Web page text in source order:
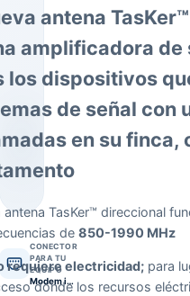
CONECTOR
PARA TU
EQUIPO
Modem internet (SMA Macho) · Planta telefónica (TNC Macho)
antena
amplificadora de
los dispositivos
de señal con
en su finca,
antena TasKer™ direccional
de 850-1990 MHz
requiere electricidad; para
donde los recursos